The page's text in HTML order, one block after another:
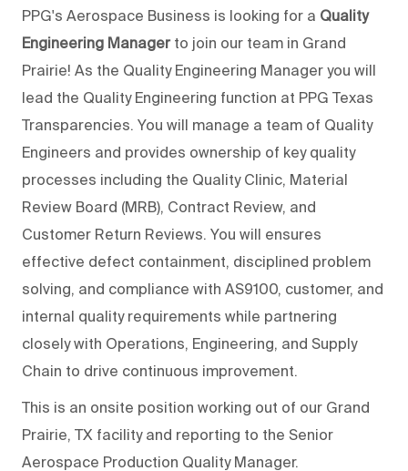
PPG's Aerospace Business is looking for a Quality
Engineering Managerto join our team in Grand
Prairie! As the Quality Engineering Manager you will
lead the Quality Engineering function at PPG Texas
Transparencies. You will manage a team of Quality
Engineers and provides ownership of key quality
processes including the Quality Clinic, Material
Review Board (MRB), Contract Review, and
Customer Return Reviews. You will ensures
effective defect containment, disciplined problem
solving, and compliance with AS9100, customer, and
internal quality requirements while partnering
closely with Operations, Engineering, and Supply
Chain to drive continuous improvement.
This is an onsite position working out of our Grand
Prairie, TX facility and reporting to the Senior
Aerospace Production Quality Manager.